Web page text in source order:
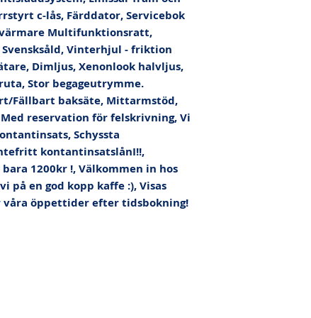
c-lås, Färddator, Servicebok
Multifunktionsratt,
Svensksåld, Vinterhjul - friktion
Dimljus, Xenonlook halvljus,
Stor begageutrymme.
Fällbart baksäte, Mittarmstöd,
reservation för felskrivning, Vi
Schyssta
kontantinsatslånI!!,
1200kr !, Välkommen in hos
på en god kopp kaffe :), Visas
våra öppettider efter tidsbokning!